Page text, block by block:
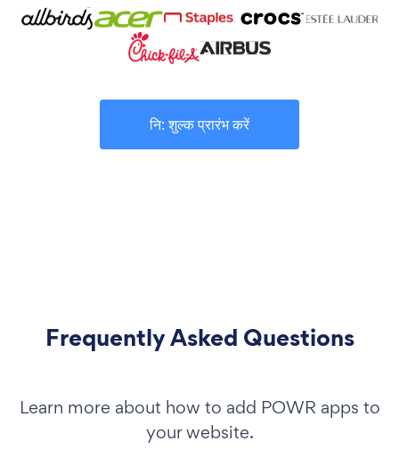
नि: शुल्क प्रारंभ करें
Frequently Asked Questions
Learn more about how to add POWR apps to
your website.